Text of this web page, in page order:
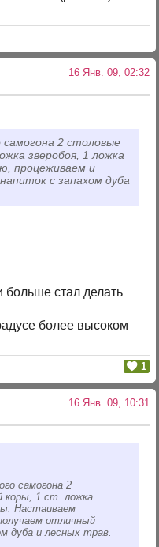
16 Янв. 09, 02:32
2 столовые
зверобоя, 1 ложка
процеживаем и
с запахом дуба
стал делать
более высоком
1
16 Янв. 09, 10:31
самогона 2
коры, 1 ст. ложка
Настаиваем
отличный
дуба и лесных трав.